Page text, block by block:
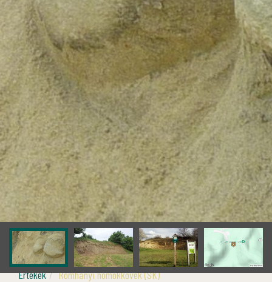
Értékek Romhányi homokkövek (SK)